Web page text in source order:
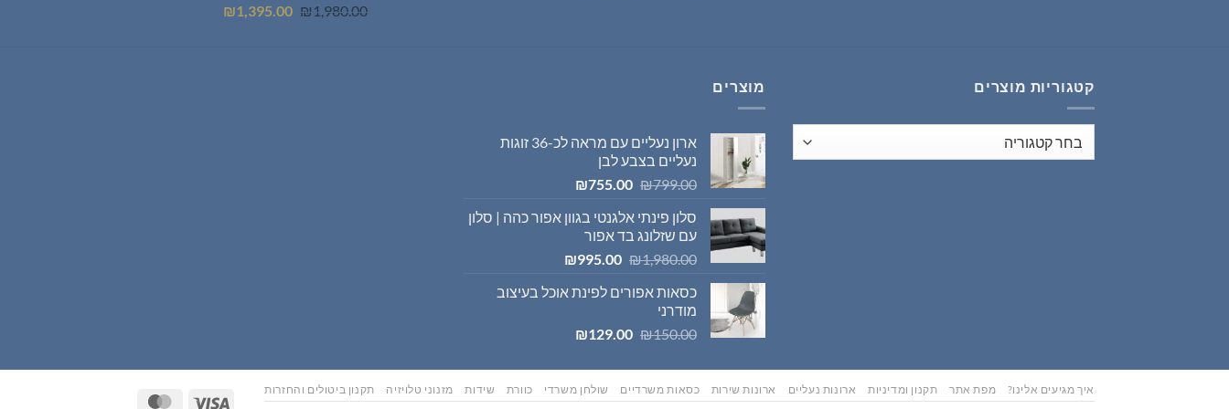
₪ 1,980.00
המחיר
₪1,395.00
המחיר
קטגוריות מוצרים
מוצרים
ארון נעליים עם מראה לכ-36 זוגות
נעליים בצבע לבן
₪799.00
המחיר
היה:
₪799.00.
₪755.00
המחיר
הוא:
סלון פינתי אלגנטי בגוון אפור כהה | סלון
עם שזלונג בד אפור
₪1,980.00
המחיר
היה:
₪995.00
המחיר
הוא:
כסאות אפורים לפינת אוכל בעיצוב
מודרני
₪150.00
המחיר
היה:
₪150.00.
₪129.00
המחיר
הוא:
₪129.00.
Visa
איך מגיעים אלינו? מפת אתר תקנון ומדיניות ארונות נעליים ארונות שירות כסאות משרדיים שולחן משרדי כוורת שידות מזנוני טלויזיה תקנון ביטולים והחזרות